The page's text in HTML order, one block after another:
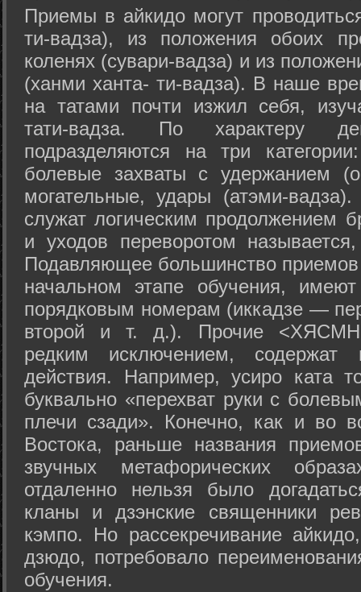
Приемы в айкидо могут
ти-вадза), из положения обоих
коленях (сувари-вадза) и из
(ханми ханта- ти-вадза). В наше
на татами почти изжил себя,
тати-вадза. По характеру
подразделяются на три
болевые захваты с удержанием
могательные, удары (атэми-
служат логическим продолжением
и уходов переворотом
Подавляющее большинство
начальном этапе обучения,
порядковым номерам (иккадзе —
второй и т. д.). Прочие
редким исключением, содержат
действия. Например, усиро ката
буквально «перехват руки с
плечи сзади». Конечно, как и во
Востока, раньше названия
звучных метафорических
отдаленно нельзя было
кланы и дзэнские священники
кэмпо. Но рассекречивание
дзюдо, потребовало
обучения.